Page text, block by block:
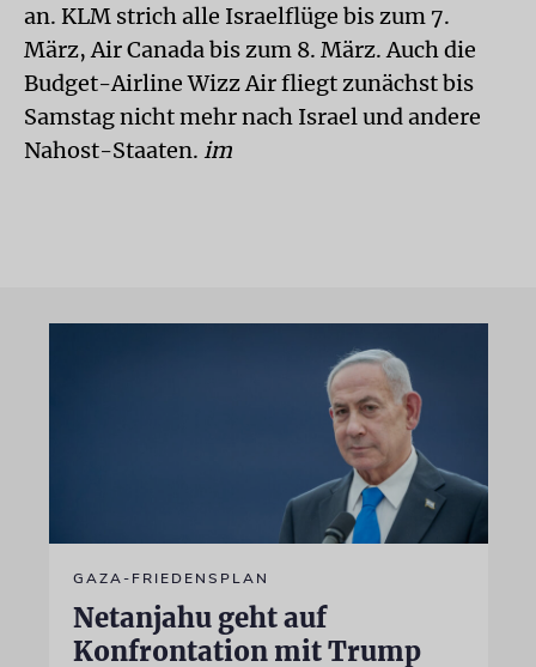
an. KLM strich alle Israelflüge bis zum 7.
März, Air Canada bis zum 8. März. Auch die
Budget-Airline Wizz Air fliegt zunächst bis
Samstag nicht mehr nach Israel und andere
Nahost-Staaten. im
GAZA-FRIEDENSPLAN
Netanjahu geht auf
Konfrontation mit Trump